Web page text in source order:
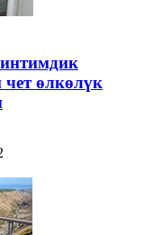
өлкөлүк